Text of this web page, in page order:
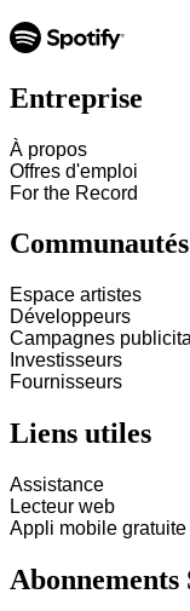
Entreprise
À propos
Offres d'emploi
For the Record
Communautés
Espace artistes
Développeurs
Campagnes
Investisseurs
Fournisseurs
Liens utiles
Assistance
Lecteur web
Appli mobile gratuite
Abonnements